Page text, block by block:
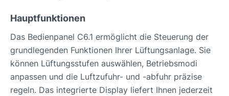
Hauptfunktionen
Das Bedienpanel C6.1 ermöglicht die Steuerung der
grundlegenden Funktionen Ihrer Lüftungsanlage. Sie
können Lüftungsstufen auswählen, Betriebsmodi
anpassen und die Luftzufuhr- und -abfuhr präzise
regeln. Das integrierte Display liefert Ihnen jederzeit